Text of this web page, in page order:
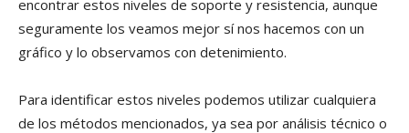
encontrar estos niveles de soporte y resistencia, aunque
seguramente los veamos mejor sí nos hacemos con un
gráfico y lo observamos con detenimiento.
Para identificar estos niveles podemos utilizar cualquiera
de los métodos mencionados, ya sea por análisis técnico o